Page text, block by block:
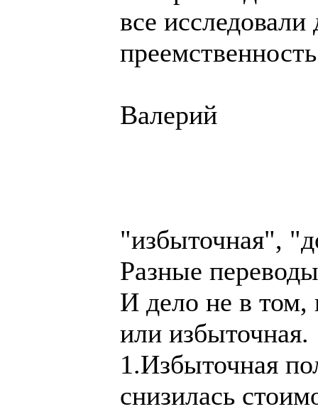
все
Валерий
"избыточная",
Разные
И дело не в том,
или избыточная.
1.Избыточная
снизилась